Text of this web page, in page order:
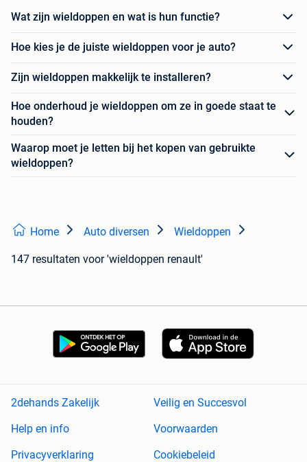
Wat zijn wieldoppen en wat is hun functie?
Hoe kies je de juiste wieldoppen voor je auto?
Zijn wieldoppen makkelijk te installeren?
Hoe onderhoud je wieldoppen om ze in goede staat te
houden?
Waarop moet je letten bij het kopen van gebruikte
wieldoppen?
Home Auto diversen Wieldoppen
147 resultaten voor 'wieldoppen renault'
2dehands Zakelijk
Veilig en Succesvol
Help en info
Voorwaarden
Privacyverklaring
Cookiebeleid